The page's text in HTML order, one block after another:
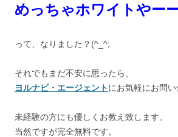
めっちゃホワイトやー
って、なりました？(^_^;ゞ
それでもまだ不安に思ったら、
ヨルナビ・エージェントにお気軽にお問い
未経験の方にも優しくお教え致します。
当然ですが完全無料です。